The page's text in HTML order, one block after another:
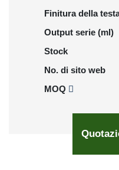
Finitura della
Output serie (ml)
Stock
No. di sito web
MOQ